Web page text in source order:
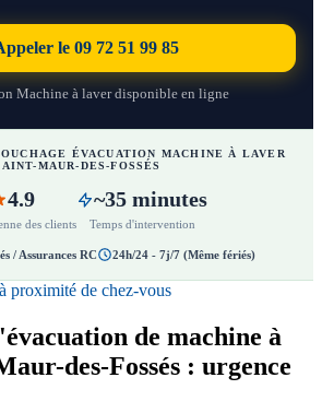
le 09 72 51 99 85
Machine à laver disponible en ligne
ÉVACUATION MACHINE À LAVER
MAUR-DES-FOSSÉS
4.9
des clients
~35 minutes
Temps d'intervention
/ Assurances RC 24h/24 - 7j/7 (Même fériés)
proximité de chez-vous
de machine à
des-Fossés : urgence